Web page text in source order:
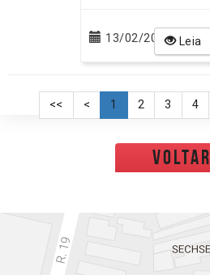
13/02/2025 Leia
<< < 1 2 3 4
voltar